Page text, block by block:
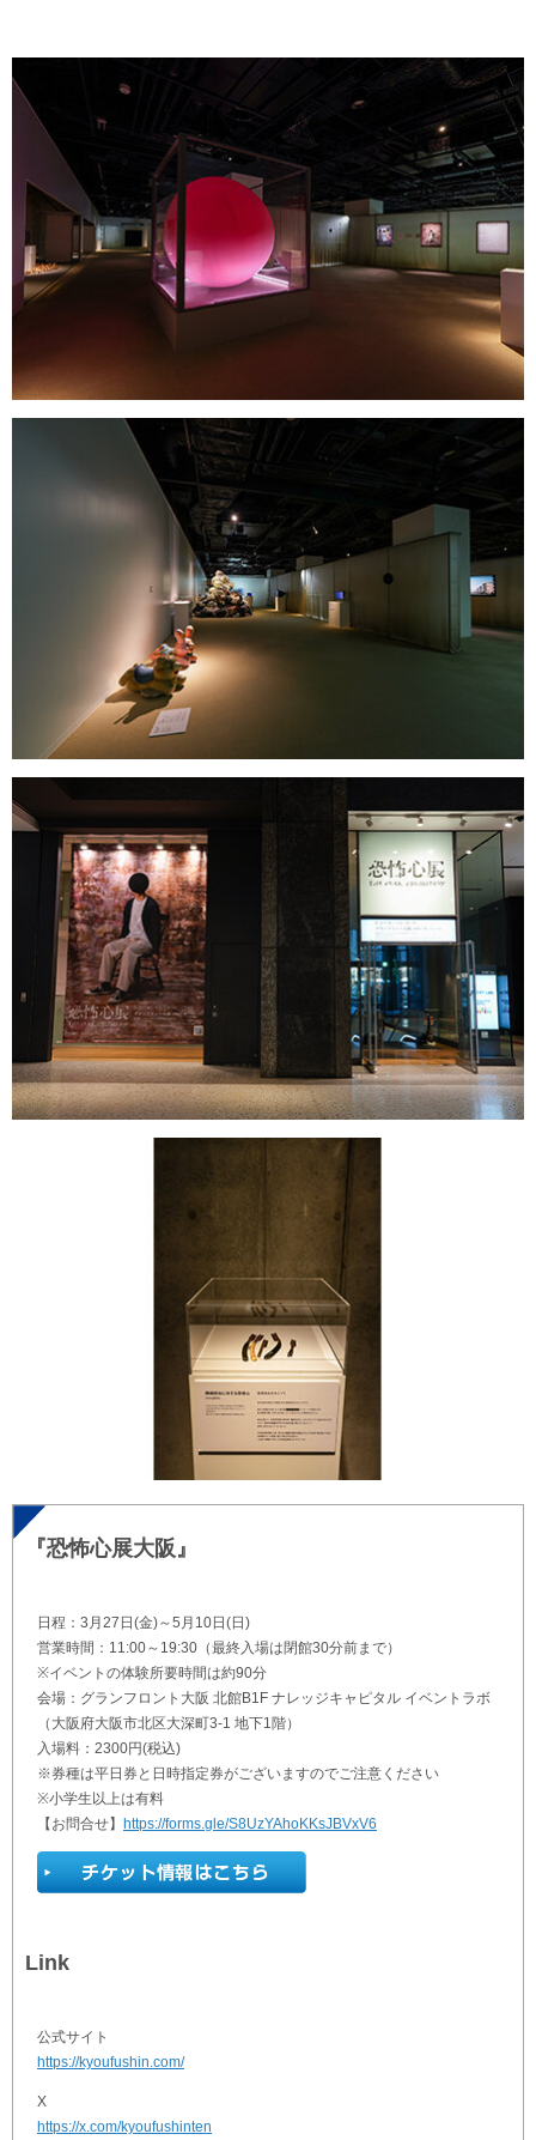
『恐怖心展大阪』
日程：3月27日(金)～5月10日(日)
営業時間：11:00～19:30（最終入場は閉館30分前まで）
※イベントの体験所要時間は約90分
会場：グランフロント大阪 北館B1F ナレッジキャピタル イベントラボ
（大阪府大阪市北区大深町3-1 地下1階）
入場料：2300円(税込)
※券種は平日券と日時指定券がございますのでご注意ください
※小学生以上は有料
【お問合せ】 https://forms.gle/S8UzYAhoKKsJBVxV6
Link
公式サイト
https://kyoufushin.com/
X
https://x.com/kyoufushinten